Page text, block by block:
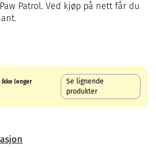
Patrol. Ved kjøp på nett får du
lenger
Se lignende
produkter